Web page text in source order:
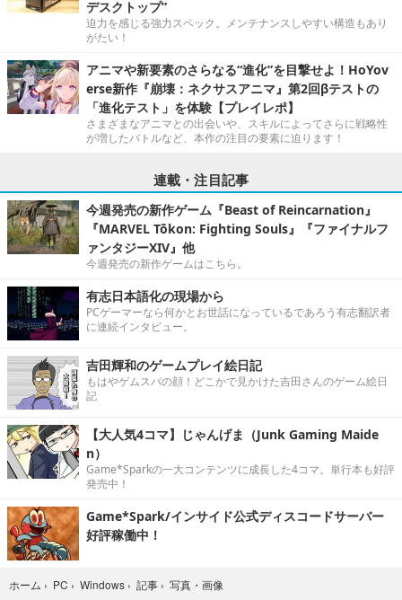
デスクトップ”
迫力を感じる強力スペック。メンテナンスしやすい構造もあり
がたい！
アニマや新要素のさらなる“進化”を目撃せよ！HoYov
erse新作『崩壊：ネクサスアニマ』第2回βテストの
「進化テスト」を体験【プレイレポ】
さまざまなアニマとの出会いや、スキルによってさらに戦略性
が増したバトルなど、本作の注目の要素に迫ります！
連載・注目記事
今週発売の新作ゲーム『Beast of Reincarnation』
『MARVEL Tōkon: Fighting Souls』『ファイナルフ
ァンタジーXIV』他
今週発売の新作ゲームはこちら。
有志日本語化の現場から
PCゲーマーなら何かとお世話になっているであろう有志翻訳者
に連続インタビュー。
吉田輝和のゲームプレイ絵日記
もはやゲムスパの顔！どこかで見かけた吉田さんのゲーム絵日
記
【大人気4コマ】じゃんげま（Junk Gaming Maide
n）
Game*Sparkの一大コンテンツに成長した4コマ。単行本も好評
発売中！
Game*Spark/インサイド公式ディスコードサーバー
好評稼働中！
ホーム › PC › Windows › 記事 › 写真・画像